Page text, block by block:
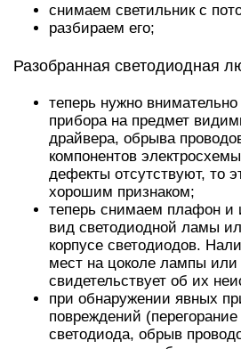
снимаем светильник с
разбираем его;
Разобранная светодиодная
теперь нужно
прибора на предмет
драйвера, обрыва
компонентов
дефекты отсутствуют, то
хорошим признаком;
теперь снимаем плафон и
вид светодиодной ламы
корпусе светодиодов.
мест на цоколе лампы
свидетельствует об их
при обнаружении явных
повреждений
светодиода, обрыв